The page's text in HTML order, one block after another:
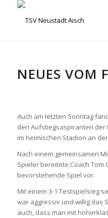
NEUES VOM
Auch am letzten Sonntag
den Aufstiegsaspiranten der
im heimischen Stadion an
Nach einem gemeinsamen
Spieler bereitete Coach
bevorstehende Spiel vor.
Mit einem 3-1 Testspielsieg
war aggressiv und willig das
auch, dass man mit